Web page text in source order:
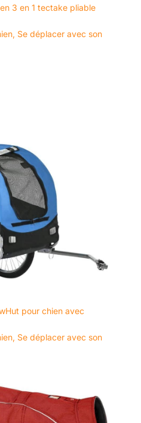
3 en 1 tectake pliable
, Se déplacer avec son
pour chien avec
, Se déplacer avec son